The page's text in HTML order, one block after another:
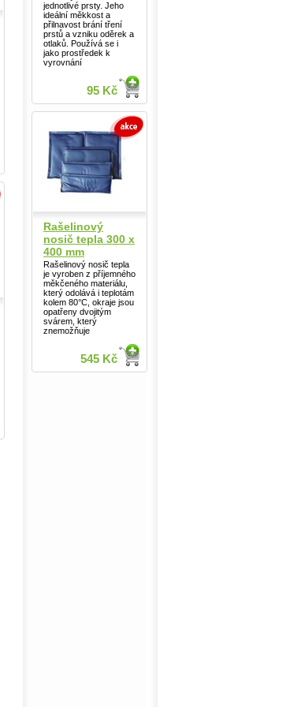
jednotlivé prsty. Jeho
ideální měkkost a
přilnavost brání tření
prstů a vzniku oděrek a
otlaků. Používá se i
jako prostředek k
vyrovnání
95 Kč
Rašelinový
nosič tepla 300 x
400 mm
Rašelinový nosič tepla
je vyroben z příjemného
měkčeného materiálu,
který odolává i teplotám
kolem 80°C, okraje jsou
opatřeny dvojitým
svárem, který
znemožňuje
545 Kč